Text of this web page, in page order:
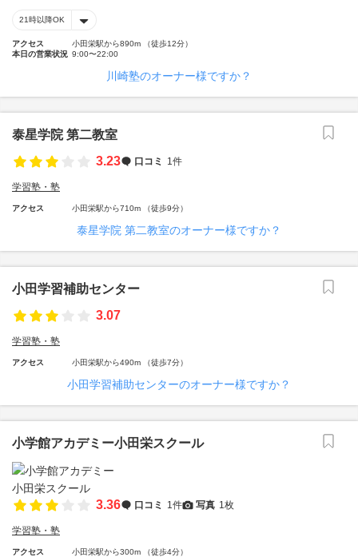
21時以降OK
アクセス
小田栄駅から890m （徒歩12分）
本日の営業状況 9:00〜22:00
川崎塾のオーナー様ですか？
泰星学院 第二教室
3.23
口コミ 1件
学習塾・塾
アクセス 小田栄駅から710m （徒歩9分）
泰星学院 第二教室のオーナー様ですか？
小田学習補助センター
3.07
学習塾・塾
アクセス 小田栄駅から490m （徒歩7分）
小田学習補助センターのオーナー様ですか？
小学館アカデミー小田栄スクール
3.36 口コミ 1件 写真 1枚
学習塾・塾
アクセス
小田栄駅から300m （徒歩4分）